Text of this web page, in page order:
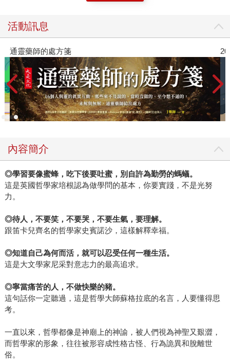
活動訊息
2026年8月金石堂強力推薦
內容簡介
◎學習要像蜜蜂，吃下後要吐蜜，別自許為勤勞的螞蟻。
這是英國哲學家培根認為做學問的基本，你要實踐，不是光努
力。
◎待人，不要笑，不要哭，不要生氣，要理解。
跟笛卡兒齊名的哲學家史賓諾沙，這樣解釋幸福。
◎知道自己為何而活，就可以忍受任何一種生活。
這是大文學家尼采對意志力的最高追求。
◎寧當痛苦的人，不做快樂的豬。
這句話你一定聽過，這是哲學大師蘇格拉底的名言，人要懂得思
考。
一直以來，哲學都像是神廟上的神諭，被人們視為神聖又艱澀，
而哲學家的形象，往往被形容成性格古怪、行為詭異和脫離世
俗。